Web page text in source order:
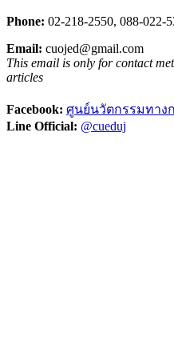
Phone: 02-218-2550, 088-022-
Email: cuojed@gmail.com
This email is only for contact
articles
Facebook: ศูนย์นวัตกรรมทาง
Line Official: @cueduj